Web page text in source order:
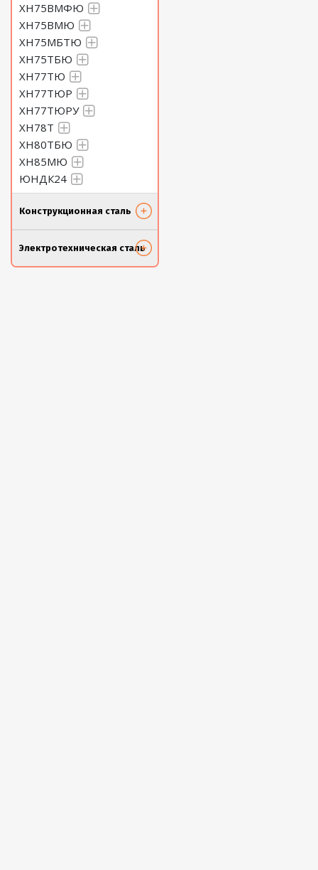
ХН75ВМФЮ
ХН75ВМЮ
ХН75МБТЮ
ХН75ТБЮ
ХН77ТЮ
ХН77ТЮР
ХН77ТЮРУ
ХН78Т
ХН80ТБЮ
ХН85МЮ
ЮНДК24
Конструкционная сталь
Электротехническая сталь